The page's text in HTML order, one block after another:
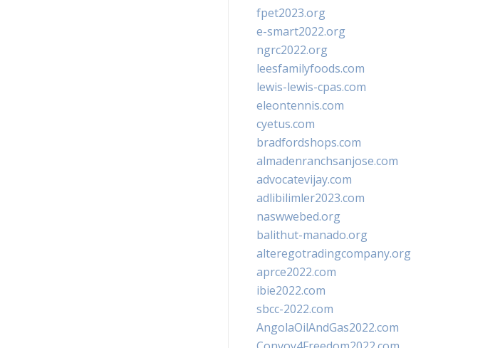
fpet2023.org
e-smart2022.org
ngrc2022.org
leesfamilyfoods.com
lewis-lewis-cpas.com
eleontennis.com
cyetus.com
bradfordshops.com
almadenranchsanjose.com
advocatevijay.com
adlibilimler2023.com
naswwebed.org
balithut-manado.org
alteregotradingcompany.org
aprce2022.com
ibie2022.com
sbcc-2022.com
AngolaOilAndGas2022.com